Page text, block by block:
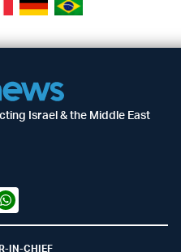
Israel & the Middle East
IN-CHIEF